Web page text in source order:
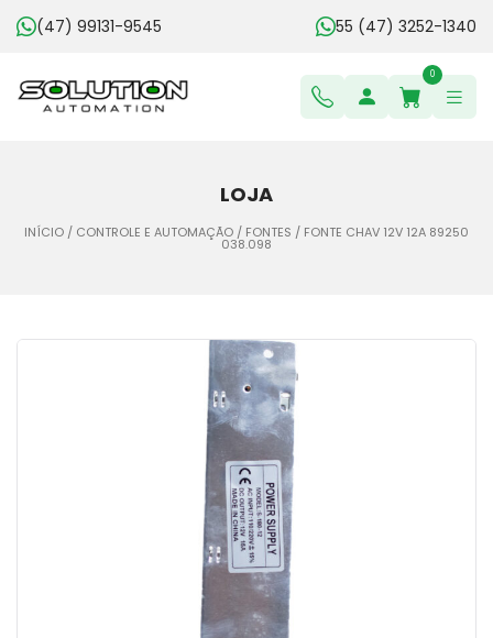
(47) 99131-9545 55 (47) 3252-1340
0
LOJA
INÍCIO / CONTROLE E AUTOMAÇÃO / FONTES / FONTE CHAV 12V 12A 89250
038.098